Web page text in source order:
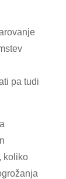
pa tudi
koliko